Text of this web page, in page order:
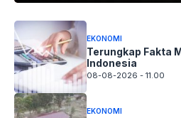
EKONOMI
Terungkap Fakta
Indonesia
08-08-2026 - 11.00
EKONOMI